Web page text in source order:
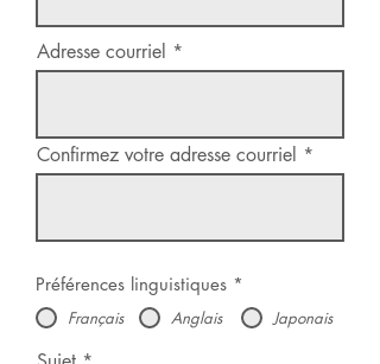
Adresse courriel
Confirmez votre adresse courriel
Préférences linguistiques *
Français Anglais Japonais